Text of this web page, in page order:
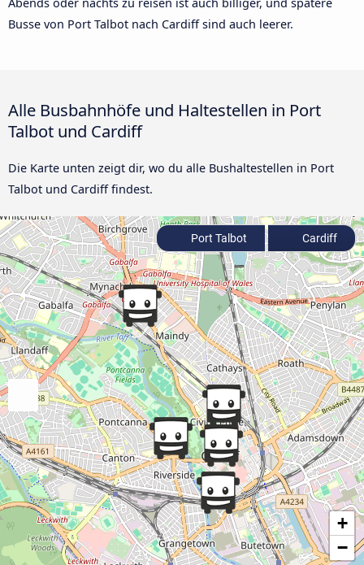
Busse von Port Talbot nach Cardiff sind auch leerer.
Alle Busbahnhöfe und Haltestellen in Port
Talbot und Cardiff
Die Karte unten zeigt dir, wo du alle Bushaltestellen in Port
Talbot und Cardiff findest.
+
−
Port Talbot Cardiff